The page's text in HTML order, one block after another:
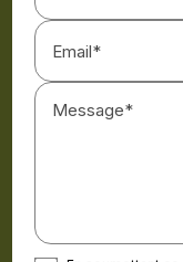
Email*
Message*